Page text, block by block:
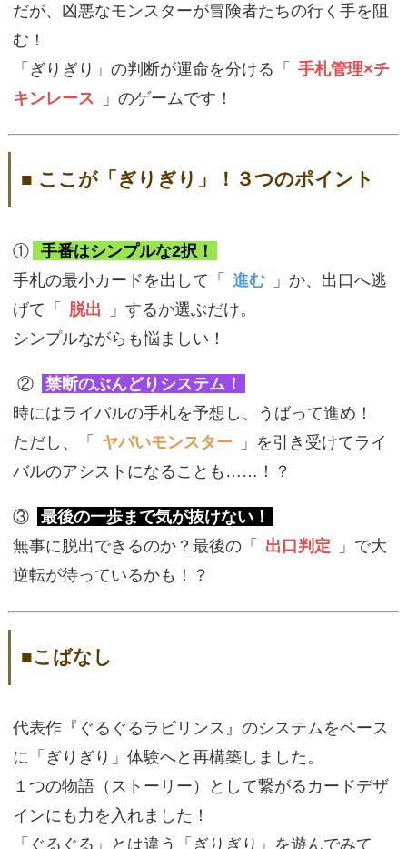
だが、凶悪なモンスターが冒険者たちの行く手を阻
む！
「ぎりぎり」の判断が運命を分ける「
手札管理×チ
キンレース
」のゲームです！
■ ここが「ぎりぎり」！３つのポイント
①
手番はシンプルな2択！
手札の最小カードを出して「
進む
」か、出口へ逃
げて「
脱出
」するか選ぶだけ。
シンプルながらも悩ましい！
②
禁断のぶんどりシステム！
時にはライバルの手札を予想し、うばって進め！
ただし、「
ヤバいモンスター
」を引き受けてライ
バルのアシストになることも……！？
③
最後の一歩まで気が抜けない！
無事に脱出できるのか？最後の「
出口判定
」で大
逆転が待っているかも！？
■こばなし
代表作『ぐるぐるラビリンス』のシステムをベース
に「ぎりぎり」体験へと再構築しました。
１つの物語（ストーリー）として繋がるカードデザ
インにも力を入れました！
「ぐるぐる」とは違う「ぎりぎり」を遊んでみて